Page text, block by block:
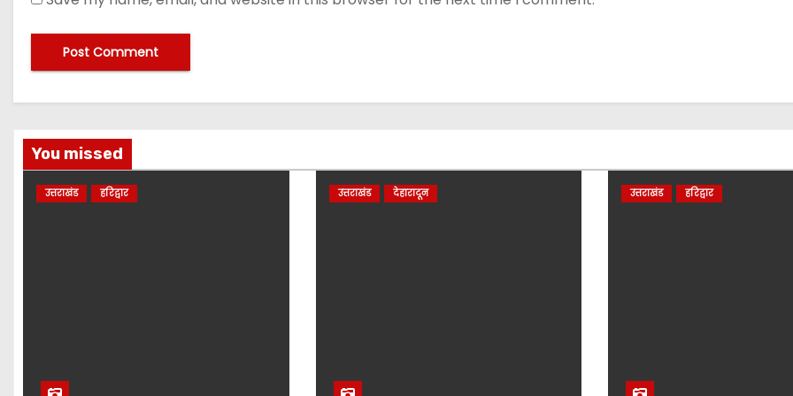
You missed
उत्तराखंड हरिद्वार उत्तराखंड देहारादून उत्तराखंड हरिद्वार